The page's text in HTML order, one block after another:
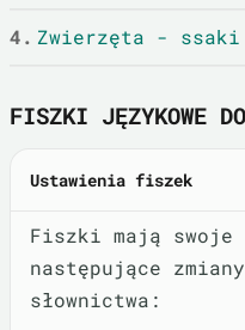
4. Zwierzęta - ssaki
FISZKI JĘZYKOWE
Ustawienia fiszek
Fiszki mają swoje
następujące
słownictwa: